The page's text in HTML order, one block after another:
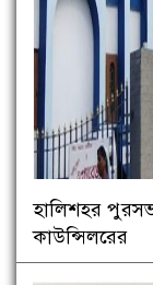
হালিশহর
কাউন্সিলরের